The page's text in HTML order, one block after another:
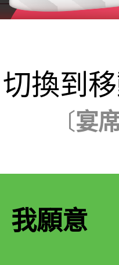
綜合生魚片(15片).
蘆筍蝦手捲(6捲).
炸蝦天婦羅(六人
切換到
〔宴
我願意